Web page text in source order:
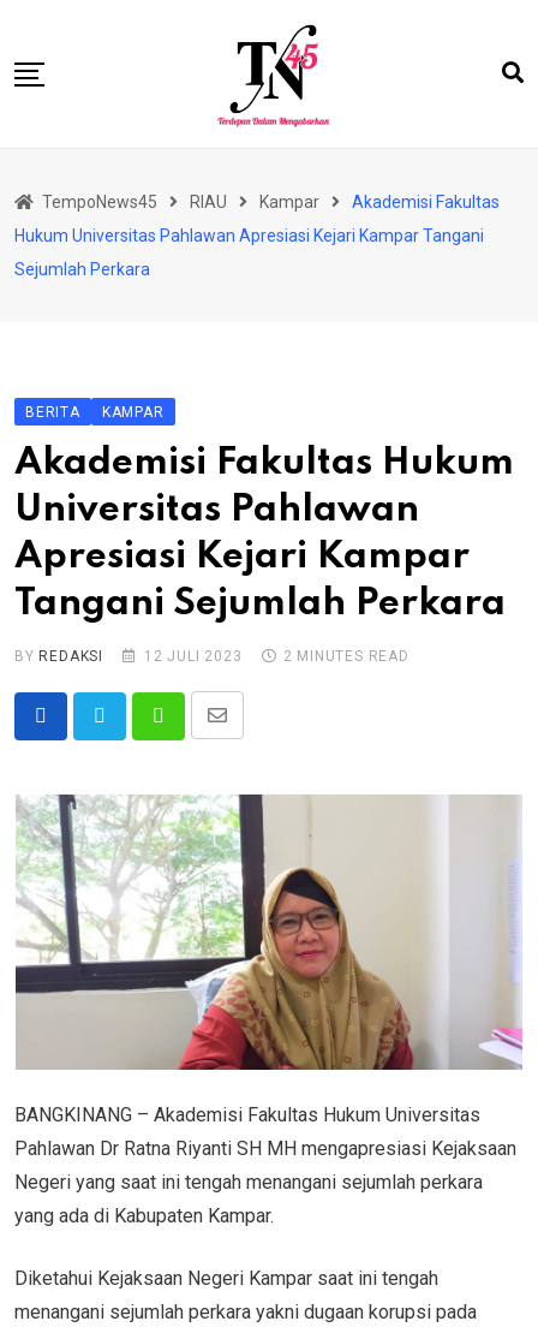
content
BISNIS
HUKRIM
PENDIDIKAN
TempoNews45 RIAU Kampar
Akademisi Fakultas
Hukum Universitas Pahlawan Apresiasi Kejari Kampar Tangani
Sejumlah Perkara
BERITA KAMPAR
Akademisi Fakultas Hukum
Universitas Pahlawan
Apresiasi Kejari Kampar
Tangani Sejumlah Perkara
BY REDAKSI 12 JULI 2023 2 MINUTES READ
Whatsapp
Share
Email
BANGKINANG – Akademisi Fakultas Hukum Universitas
Pahlawan Dr Ratna Riyanti SH MH mengapresiasi Kejaksaan
Negeri yang saat ini tengah menangani sejumlah perkara
yang ada di Kabupaten Kampar.
Diketahui Kejaksaan Negeri Kampar saat ini tengah
menangani sejumlah perkara yakni dugaan korupsi pada